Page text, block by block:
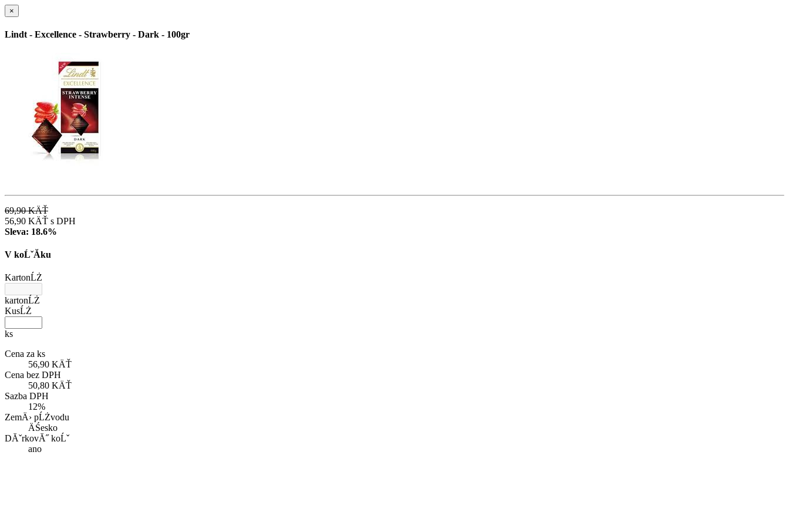
×
Lindt - Excellence - Strawberry - Dark - 100gr
69,90 KÄŤ
56,90 KÄŤ s DPH
Sleva: 18.6%
V koĹˇĂ­ku
KartonĹŻ
kartonĹŻ
KusĹŻ
ks
Cena za ks
56,90 KÄŤ
Cena bez DPH
50,80 KÄŤ
Sazba DPH
12%
ZemÄ› pĹŻvodu
ÄŚesko
DĂˇrkovĂ˝ koĹˇ
ano